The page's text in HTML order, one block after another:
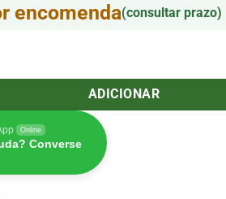
encomenda(consultar prazo)
Volcano para Líquidos (8 unid)
ADICIONAR
Online
Converse